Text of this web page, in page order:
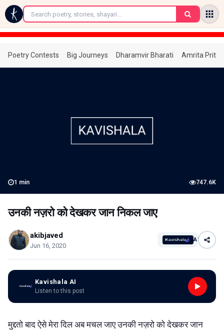
←
Poetry Contests Big Journeys Dharamvir Bharati Amrita
1 min 747.6K
उनकी नज़रो को देखकर जान निकल जाए
akibjaved
Jun 16, 2020
AI
Kavishala AI
Listen to this post
मुद्दतो बाद ऐसे मेरा दिल अब मचल जाए उनकी नज़रो को देखकर जान